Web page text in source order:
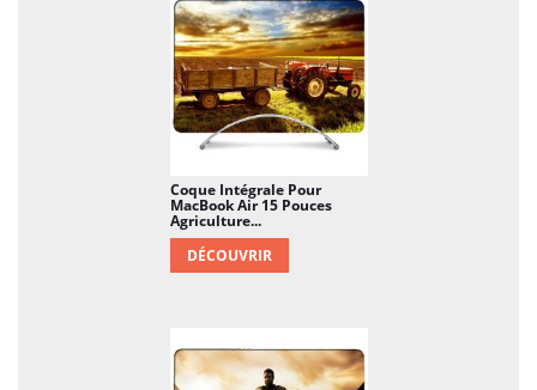
Coque Intégrale Pour
MacBook Air 15 Pouces
Agriculture...
DÉCOUVRIR